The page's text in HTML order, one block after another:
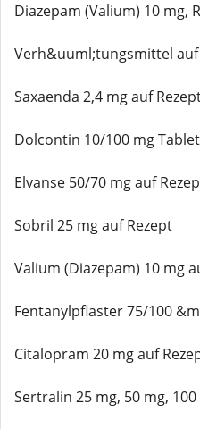
Diazepam (Valium) 10 mg,
Verh&uuml;tungsmittel auf
Saxaenda 2,4 mg auf
Dolcontin 10/100 mg
Elvanse 50/70 mg auf
Sobril 25 mg auf Rezept
Valium (Diazepam) 10 mg
Fentanylpflaster 75/100
Citalopram 20 mg auf
Sertralin 25 mg, 50 mg,